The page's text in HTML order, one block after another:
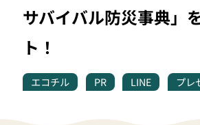
サバイバル防災事典」
ト！
エコチル PR LINE プレ